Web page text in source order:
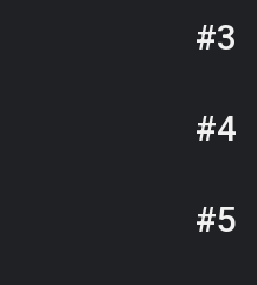
#3
#4
#5